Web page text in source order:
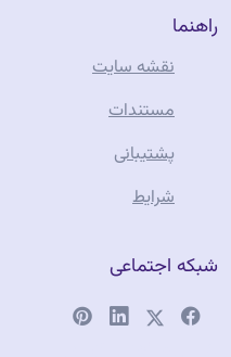
راهنما
نقشه سایت
مستندات
پشتیبانی
شرایط
شبکه اجتماعی